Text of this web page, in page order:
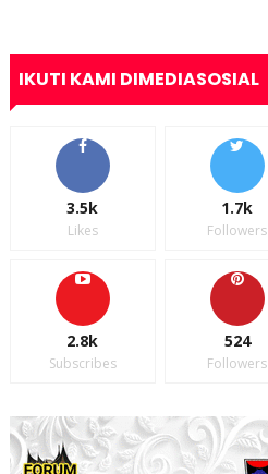
IKUTI KAMI DIMEDIASOSIAL
3.5k
Likes
1.7k
Followers
2.8k
Subscribes
524
Followers